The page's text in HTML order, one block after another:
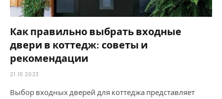
Как правильно выбрать входные
двери в коттедж: советы и
рекомендации
21.10.2023
Выбор входных дверей для коттеджа представляет